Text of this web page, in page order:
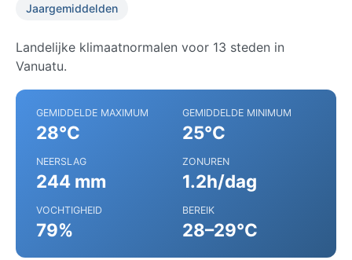
Jaargemiddelden
Landelijke klimaatnormalen voor 13 steden in
Vanuatu.
GEMIDDELDE MAXIMUM
28°C
GEMIDDELDE MINIMUM
25°C
NEERSLAG
244 mm
ZONUREN
1.2h/dag
VOCHTIGHEID
79%
BEREIK
28–29°C